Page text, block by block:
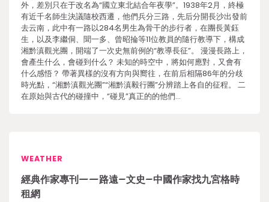
外，差別只在于改名為“國立東北結合年夜學”。1938年2月，終極
有近千名師生決議隨校西遷，他們兵分三路，先后分開長沙出發前
去云南，此中有一路以284名男生為骨干的步行者，在團長黃鈺
生，以及李繼侗、聞一多、曾昭掄等11位教員的隨行教導下，構成
湘黔滇觀光團，開端了一次史無前例的“教導長征”。 漫漫長路上，
會產生什么，會碰到什么？ 未知的時空中，將如何應對，又會有
什么感悟？ 帶著異樣的沒有方向與嚮往，在前后相隔86年的分歧
時光點，“湘黔滇觀光團”“湘黔滇毅行團”分辨踏上各自的征程。 二
在原始與古代的碰撞中，“碰見”真正的的他們…
WEATHER
經典作家專刊——路遠–文史–中國作家找九宮格時
租網